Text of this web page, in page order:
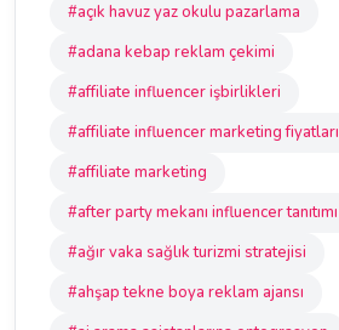
#açık havuz yaz okulu pazarlama
#adana kebap reklam çekimi
#affiliate influencer işbirlikleri
#affiliate influencer marketing fiyatları
#affiliate marketing
#after party mekanı influencer tanıtımı
#ağır vaka sağlık turizmi stratejisi
#ahşap tekne boya reklam ajansı